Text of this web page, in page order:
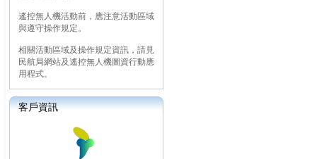
遙控無人機活動前，應注意活動區域
與遵守操作規定。
相關活動區域及操作規定資訊，請見
民航局網站及遙控無人機圖資行動應
用程式。
客戶資訊